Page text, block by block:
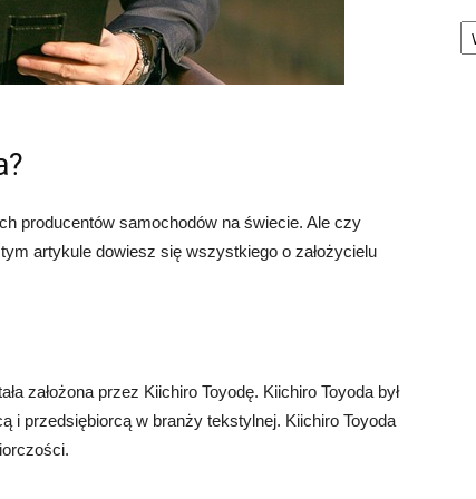
producentów samochodów na świecie. Ale czy
artykule dowiesz się wszystkiego o założycielu
założona przez Kiichiro Toyodę. Kiichiro Toyoda był
i przedsiębiorcą w branży tekstylnej. Kiichiro Toyoda